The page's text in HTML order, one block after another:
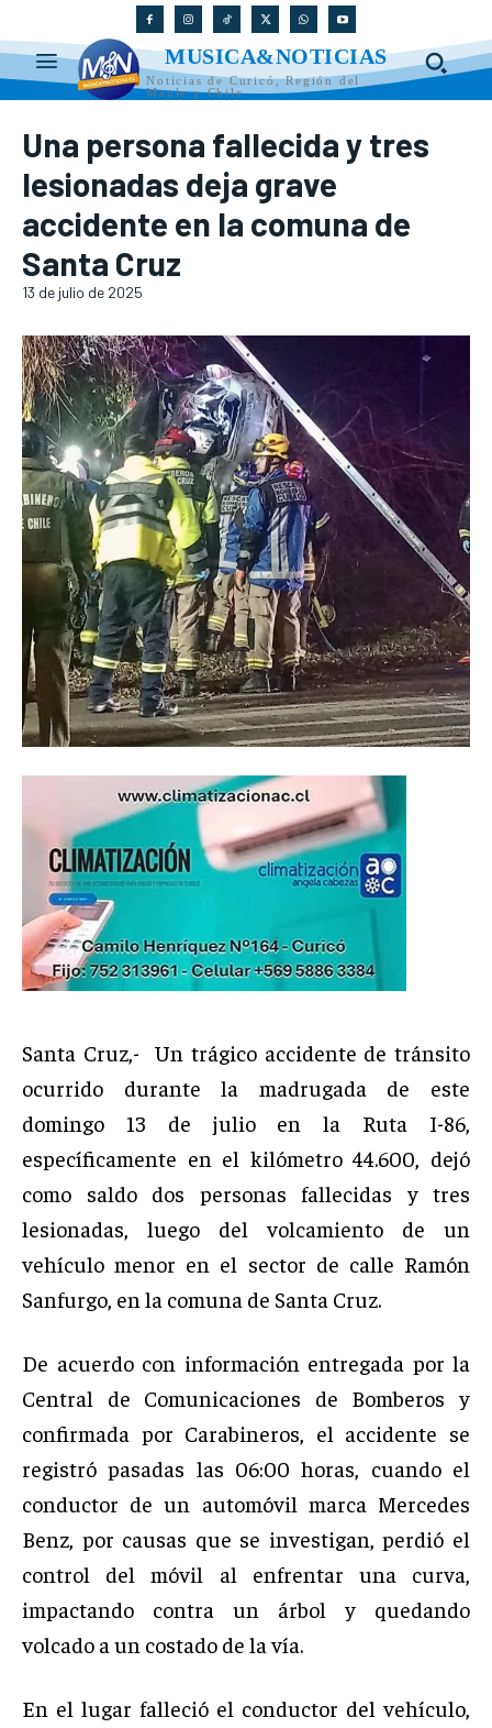
MUSICA&NOTICIAS
Noticias de Curicó, Región del
Maule y Chile
Una persona fallecida y tres
lesionadas deja grave
accidente en la comuna de
Santa Cruz
13 de julio de 2025
Santa Cruz,- Un trágico accidente de tránsito
ocurrido durante la madrugada de este
domingo 13 de julio en la Ruta I-86,
específicamente en el kilómetro 44.600, dejó
como saldo dos personas fallecidas y tres
lesionadas, luego del volcamiento de un
vehículo menor en el sector de calle Ramón
Sanfurgo, en la comuna de Santa Cruz.
De acuerdo con información entregada por la
Central de Comunicaciones de Bomberos y
confirmada por Carabineros, el accidente se
registró pasadas las 06:00 horas, cuando el
conductor de un automóvil marca Mercedes
Benz, por causas que se investigan, perdió el
control del móvil al enfrentar una curva,
impactando contra un árbol y quedando
volcado a un costado de la vía.
En el lugar falleció el conductor del vehículo,